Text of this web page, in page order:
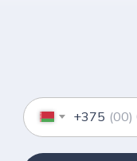
+375